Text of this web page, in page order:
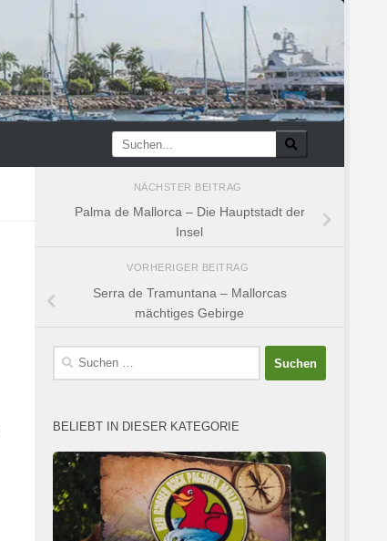
NÄCHSTER BEITRAG
Palma de Mallorca – Die Hauptstadt der
Insel
VORHERIGER BEITRAG
Serra de Tramuntana – Mallorcas
mächtiges Gebirge
Suchen
nach:
BELIEBT IN DIESER KATEGORIE